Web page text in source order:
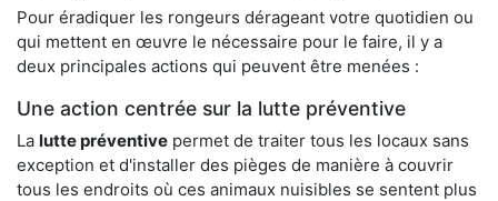
Pour éradiquer les rongeurs dérageant votre quotidien ou
qui mettent en œuvre le nécessaire pour le faire, il y a
deux principales actions qui peuvent être menées :
Une action centrée sur la lutte préventive
La lutte préventive permet de traiter tous les locaux sans
exception et d'installer des pièges de manière à couvrir
tous les endroits où ces animaux nuisibles se sentent plus